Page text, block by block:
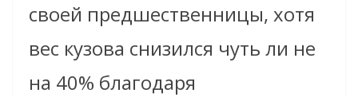
своей предшественницы, хотя
вес кузова снизился чуть ли не
на 40% благодаря